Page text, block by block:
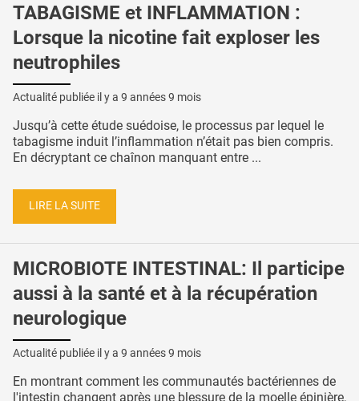
TABAGISME et INFLAMMATION :
Lorsque la nicotine fait exploser les
neutrophiles
Actualité publiée il y a 9 années 9 mois
Jusqu’à cette étude suédoise, le processus par lequel le
tabagisme induit l’inflammation n’était pas bien compris.
En décryptant ce chaînon manquant entre ...
LIRE LA SUITE
MICROBIOTE INTESTINAL: Il participe
aussi à la santé et à la récupération
neurologique
Actualité publiée il y a 9 années 9 mois
En montrant comment les communautés bactériennes de
l'intestin changent après une blessure de la moelle épinière,